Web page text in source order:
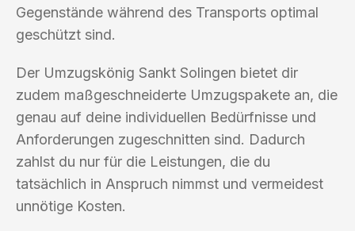
Gegenstände während des Transports optimal
geschützt sind.
Der Umzugskönig Sankt Solingen bietet dir
zudem maßgeschneiderte Umzugspakete an, die
genau auf deine individuellen Bedürfnisse und
Anforderungen zugeschnitten sind. Dadurch
zahlst du nur für die Leistungen, die du
tatsächlich in Anspruch nimmst und vermeidest
unnötige Kosten.